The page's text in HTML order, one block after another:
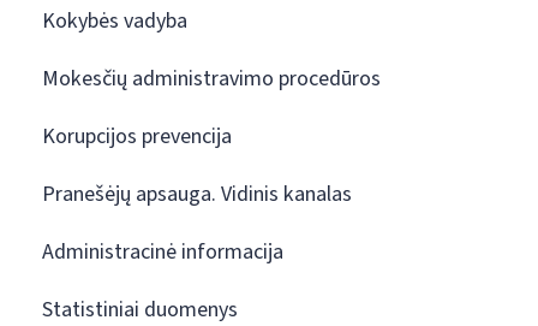
Kokybės vadyba
Mokesčių administravimo procedūros
Korupcijos prevencija
Pranešėjų apsauga. Vidinis kanalas
Administracinė informacija
Statistiniai duomenys